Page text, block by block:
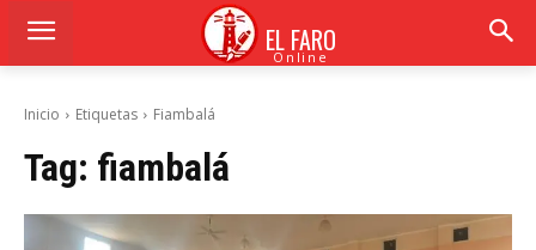
EL FARO
Online
Inicio Etiquetas Fiambalá
Tag: fiambalá